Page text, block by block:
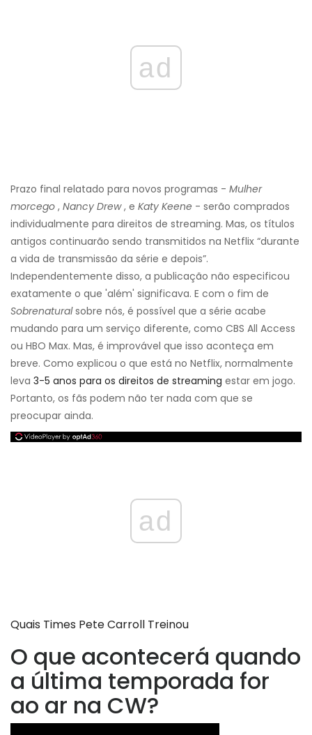
ad
Prazo final relatado para novos programas - Mulher
morcego , Nancy Drew, e Katy Keene - serão comprados
individualmente para direitos de streaming. Mas, os títulos
antigos continuarão sendo transmitidos na Netflix “durante
a vida de transmissão da série e depois”.
Independentemente disso, a publicação não especificou
exatamente o que 'além' significava. E com o fim de
Sobrenaturalsobre nós, é possível que a série acabe
mudando para um serviço diferente, como CBS All Access
ou HBO Max. Mas, é improvável que isso aconteça em
breve. Como explicou o que está no Netflix, normalmente
leva 3-5 anos para os direitos de streaming estar em jogo.
Portanto, os fãs podem não ter nada com que se
preocupar ainda.
ad
Quais Times Pete Carroll Treinou
O que acontecerá quando
a última temporada for
ao ar na CW?